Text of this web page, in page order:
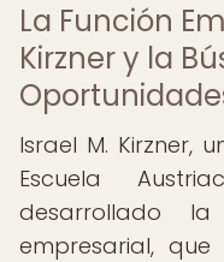
La Función
Kirzner y la
Israel M. Kirzner,
Escuela
desarrollado
empresarial,